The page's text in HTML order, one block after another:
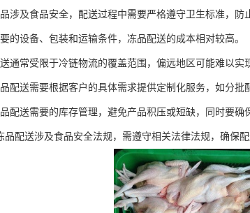
涉及食品安全，配送过程中需要严格遵守卫生标准，防
的设备、包装和运输条件，冻品配送的成本相对较高。
通常受限于冷链物流的覆盖范围，偏远地区可能难以实
配送需要根据客户的具体需求提供定制化服务，如分批
配送需要的库存管理，避免产品积压或短缺，同时要确
品配送涉及食品安全法规，需遵守相关法律法规，确保配